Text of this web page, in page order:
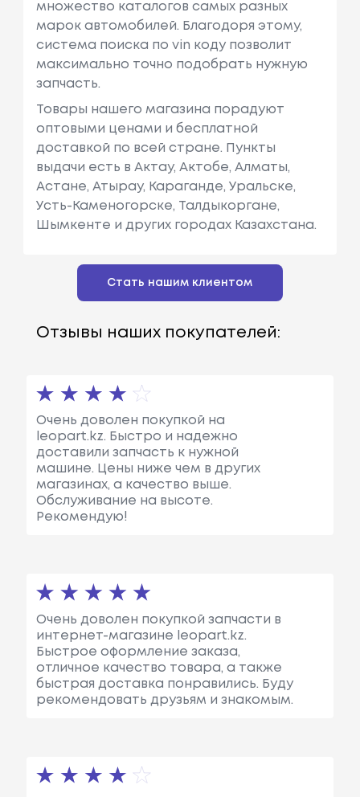
множество каталогов самых разных
марок автомобилей. Благодоря этому,
система поиска по vin коду позволит
максимально точно подобрать нужную
запчасть.
Товары нашего магазина порадуют
оптовыми ценами и бесплатной
доставкой по всей стране. Пункты
выдачи есть в Актау, Актобе, Алматы,
Астане, Атырау, Караганде, Уральске,
Усть-Каменогорске, Талдыкоргане,
Шымкенте и других городах Казахстана.
Стать нашим клиентом
Отзывы наших покупателей:
Очень доволен покупкой на
leopart.kz. Быстро и надежно
доставили запчасть к нужной
машине. Цены ниже чем в других
магазинах, а качество выше.
Обслуживание на высоте.
Рекомендую!
Очень доволен покупкой запчасти в
интернет-магазине leopart.kz.
Быстрое оформление заказа,
отличное качество товара, а также
быстрая доставка понравились. Буду
рекомендовать друзьям и знакомым.